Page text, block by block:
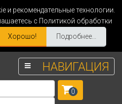
рекомендательные технологии.
с Политикой обработки
Хорошо! Подробнее...
НАВИГАЦИЯ
0